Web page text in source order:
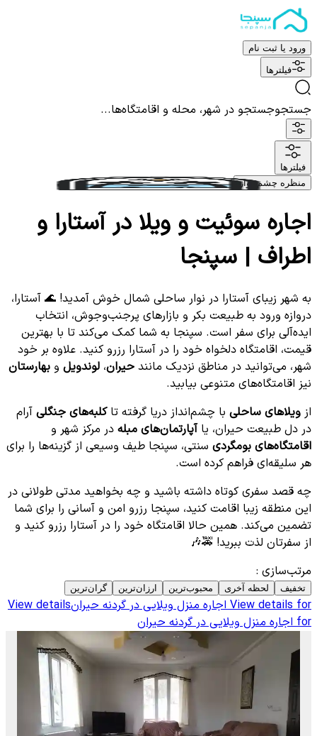
ورود یا ثبت نام
فیلترها
جستجوجستجو در شهر، محله و اقامتگاه‌ها...
فیلترها
منظره چشم نواز
اجاره سوئیت و ویلا در آستارا و
اطراف | سپنجا
به شهر زیبای آستارا در نوار ساحلی شمال خوش آمدید! 🌊 آستارا،
دروازه ورود به طبیعت بکر و بازارهای پرجنب‌وجوش، انتخاب
ایده‌آلی برای سفر است. سپنجا به شما کمک می‌کند تا با بهترین
قیمت، اقامتگاه دلخواه خود را در آستارا رزرو کنید. علاوه بر خود
شهر، می‌توانید در مناطق نزدیک مانند حیران، لوندویل و بهارستان
نیز اقامتگاه‌های متنوعی بیابید.
از ویلاهای ساحلی با چشم‌انداز دریا گرفته تاکلبه‌های جنگلی آرام
در دل طبیعت حیران، یاآپارتمان‌های مبله در مرکز شهر و
اقامتگاه‌های بومگردی سنتی، سپنجا طیف وسیعی از گزینه‌ها را برای
هر سلیقه‌ای فراهم کرده است.
چه قصد سفری کوتاه داشته باشید و چه بخواهید مدتی طولانی در
این منطقه زیبا اقامت کنید، سپنجا رزرو امن و آسانی را برای شما
تضمین می‌کند. همین حالا اقامتگاه خود را در آستارا رزرو کنید و
از سفرتان لذت ببرید! 🚕🎶
مرتب‌سازی :
تخفیف لحظه آخری محبوب‌ترین ارزان‌ترین گران‌ترین
View details for اجاره منزل ویلایی در گردنه حیرانView details
for اجاره منزل ویلایی در گردنه حیران